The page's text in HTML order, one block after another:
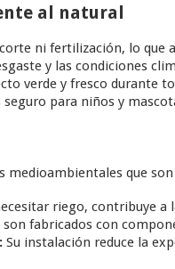
al natural
ni fertilización, lo que
y las condiciones
verde y fresco durante
para niños y
medioambientales que
riego, contribuye a
fabricados con
Su instalación reduce la